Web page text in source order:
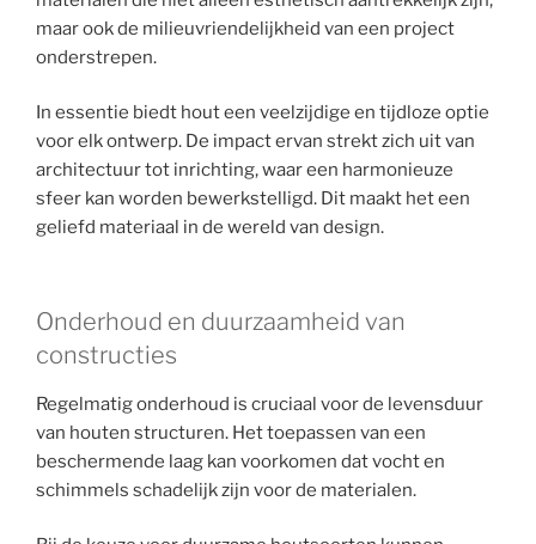
maar ook de milieuvriendelijkheid van een project
onderstrepen.
In essentie biedt hout een veelzijdige en tijdloze optie
voor elk ontwerp. De impact ervan strekt zich uit van
architectuur tot inrichting, waar een harmonieuze
sfeer kan worden bewerkstelligd. Dit maakt het een
geliefd materiaal in de wereld van design.
Onderhoud en duurzaamheid van
constructies
Regelmatig onderhoud is cruciaal voor de levensduur
van houten structuren. Het toepassen van een
beschermende laag kan voorkomen dat vocht en
schimmels schadelijk zijn voor de materialen.